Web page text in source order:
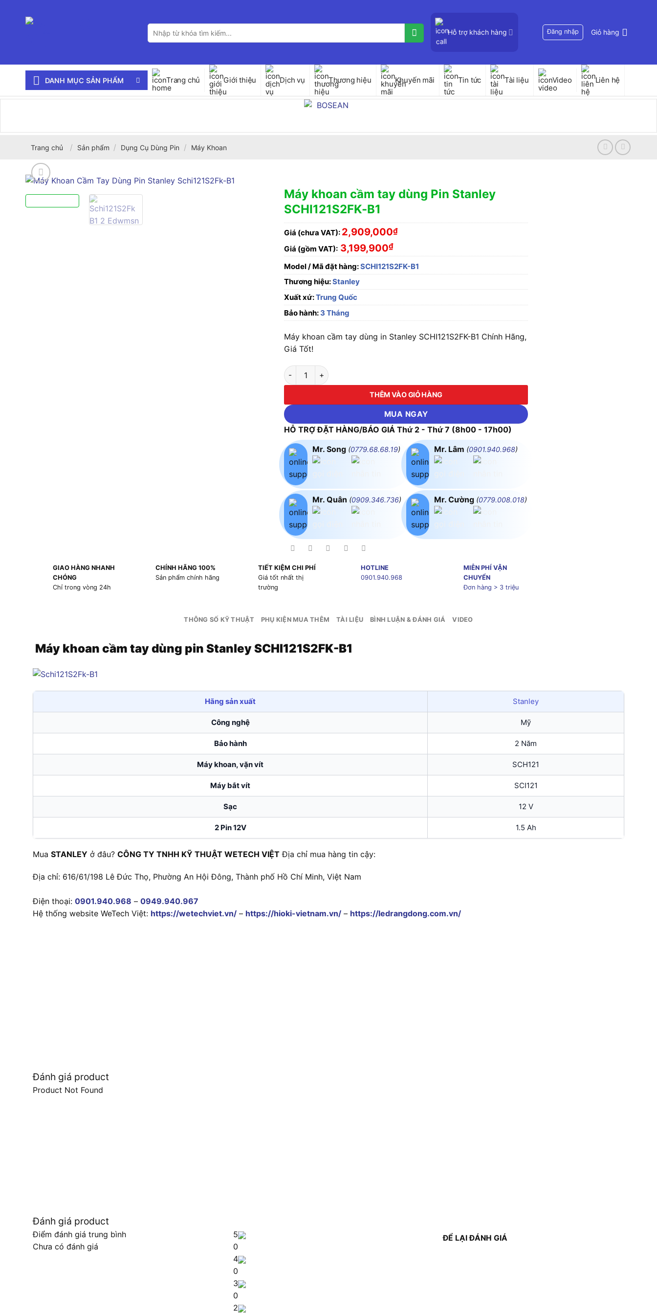
Tìm
kiếm:
Hỗ trợ khách hàng Đăng nhập Giỏ hàng
DANH MỤC SẢN PHẨM Trang chủ Giới thiệu Dịch vụ Thương hiệu Khuyến mãi Tin tức Tài liệu Video Liên hệ
Trang chủ / Sản phẩm / Dụng Cụ Dùng Pin / Máy Khoan
Máy khoan cầm tay dùng Pin Stanley
SCHI121S2FK-B1
Giá (chưa VAT): 2,909,000₫
Giá (gồm VAT): 3,199,900₫
Model / Mã đặt hàng:SCHI121S2FK-B1
Thương hiệu:Stanley
Xuất xứ:Trung Quốc
Bảo hành: 3 Tháng
Máy khoan cầm tay dùng in Stanley SCHI121S2FK-B1 Chính Hãng,
Giá Tốt!
Máy khoan cầm tay dùng Pin Stanley SCHI121S2FK-B1 số lượng
THÊM VÀO GIỎ HÀNG
MUA NGAY
HỖ TRỢ ĐẶT HÀNG/BÁO GIÁ Thứ 2 - Thứ 7 (8h00 - 17h00)
Mr. Song (0779.68.68.19)
Mr. Quân (0909.346.736)
Mr. Lâm (0901.940.968)
Mr. Cường (0779.008.018)
GIAO HÀNG NHANH
CHÓNG
Chỉ trong vòng 24h
CHÍNH HÃNG 100%
Sản phẩm chính hãng
TIẾT KIỆM CHI PHÍ
Giá tốt nhất thị
trường
HOTLINE
0901.940.968
MIỄN PHÍ VẬN
CHUYỂN
Đơn hàng > 3 triệu
THÔNG SỐ KỸ THUẬT PHỤ KIỆN MUA THÊM TÀI LIỆU BÌNH LUẬN & ĐÁNH GIÁ VIDEO
Máy khoan cầm tay dùng pin Stanley SCHI121S2FK-B1
Hãng sản xuất Stanley
Công nghệ Mỹ
Bảo hành 2 Năm
Máy khoan, vặn vít SCH121
Máy bắt vít SCI121
Sạc 12 V
2 Pin 12V 1.5 Ah
Mua STANLEY ở đâu? CÔNG TY TNHH KỸ THUẬT WETECH VIỆT Địa chỉ mua hàng tin cậy:
Địa chỉ: 616/61/198 Lê Đức Thọ, Phường An Hội Đông, Thành phố Hồ Chí Minh, Việt Nam
Điện thoại: 0901.940.968 – 0949.940.967
Hệ thống website WeTech Việt: https://wetechviet.vn/ – https://hioki-vietnam.vn/ – https://ledrangdong.com.vn/
Đánh giá product
Product Not Found
Đánh giá product
Điểm đánh giá trung bình
Chưa có đánh giá
5
0
4
0
3
0
2
ĐỂ LẠI ĐÁNH GIÁ